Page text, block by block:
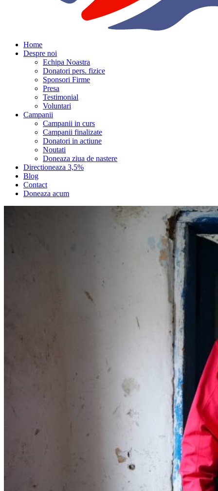
Home
Despre noi
Echipa Noastra
Donatori pers. fizice
Sponsori Firme
Presa
Testimonial
Voluntari
Campanii
Campanii in curs
Campanii finalizate
Donatori in actiune
Noutati
Doneaza ziua de nastere
Directioneaza 3,5%
Blog
Contact
Doneaza acum